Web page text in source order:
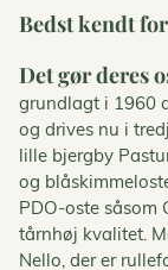
Bedst kendt for
Det gør deres
grundlagt i 1960
og drives nu i
lille bjergby
og
PDO-oste såsom
tårnhøj kvalitet.
Nello, der er